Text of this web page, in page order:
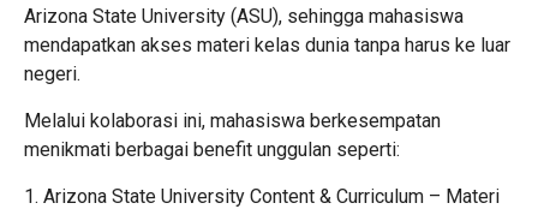
Arizona State University (ASU), sehingga mahasiswa
mendapatkan akses materi kelas dunia tanpa harus ke luar
negeri.
Melalui kolaborasi ini, mahasiswa berkesempatan
menikmati berbagai benefit unggulan seperti:
1. Arizona State University Content & Curriculum – Materi